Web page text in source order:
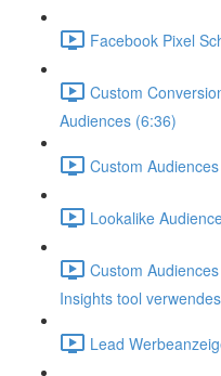
Facebook Pixel
Custom
Audiences (6:36)
Custom
Lookalike
Custom
Insights tool
Lead